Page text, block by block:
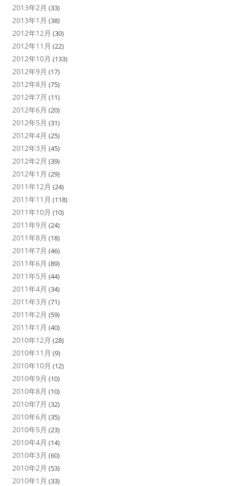
2013年2月 (33)
2013年1月 (38)
2012年12月 (30)
2012年11月 (22)
2012年10月 (133)
2012年9月 (17)
2012年8月 (75)
2012年7月 (11)
2012年6月 (20)
2012年5月 (31)
2012年4月 (25)
2012年3月 (45)
2012年2月 (39)
2012年1月 (29)
2011年12月 (24)
2011年11月 (118)
2011年10月 (10)
2011年9月 (24)
2011年8月 (18)
2011年7月 (46)
2011年6月 (89)
2011年5月 (44)
2011年4月 (34)
2011年3月 (71)
2011年2月 (59)
2011年1月 (40)
2010年12月 (28)
2010年11月 (9)
2010年10月 (12)
2010年9月 (10)
2010年8月 (10)
2010年7月 (32)
2010年6月 (35)
2010年5月 (23)
2010年4月 (14)
2010年3月 (60)
2010年2月 (53)
2010年1月 (33)